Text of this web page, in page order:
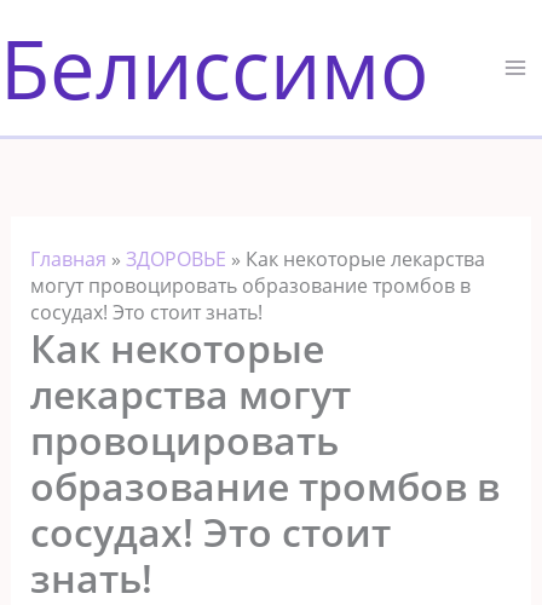
к
содержимому
Белиссимо
Главная » ЗДОРОВЬЕ » Как некоторые лекарства
могут провоцировать образование тромбов в
сосудах! Это стоит знать!
Как некоторые
лекарства могут
провоцировать
образование тромбов в
сосудах! Это стоит
знать!